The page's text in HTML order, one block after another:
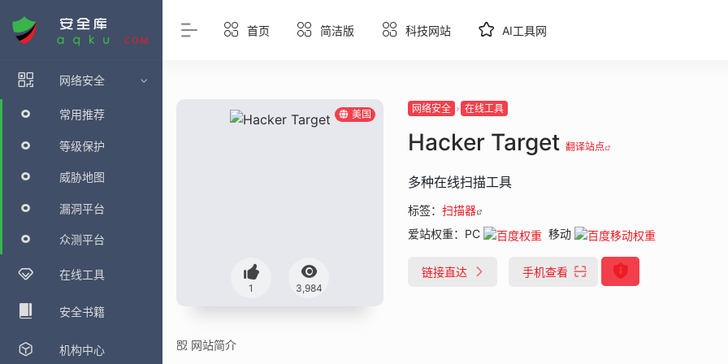
网络安全
常用推荐
等级保护
威胁地图
漏洞平台
众测平台
在线工具
安全书籍
机构中心
首页 简洁版 科技网站 AI工具网
美国
1 3,984
网络安全 在线工具
Hacker Target 翻译站点
多种在线扫描工具
标签： 扫描器
爱站权重： PC 移动
链接直达 手机查看
网站简介